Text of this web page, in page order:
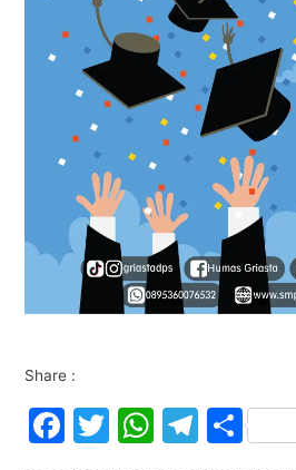
Share :
F
T
W T S